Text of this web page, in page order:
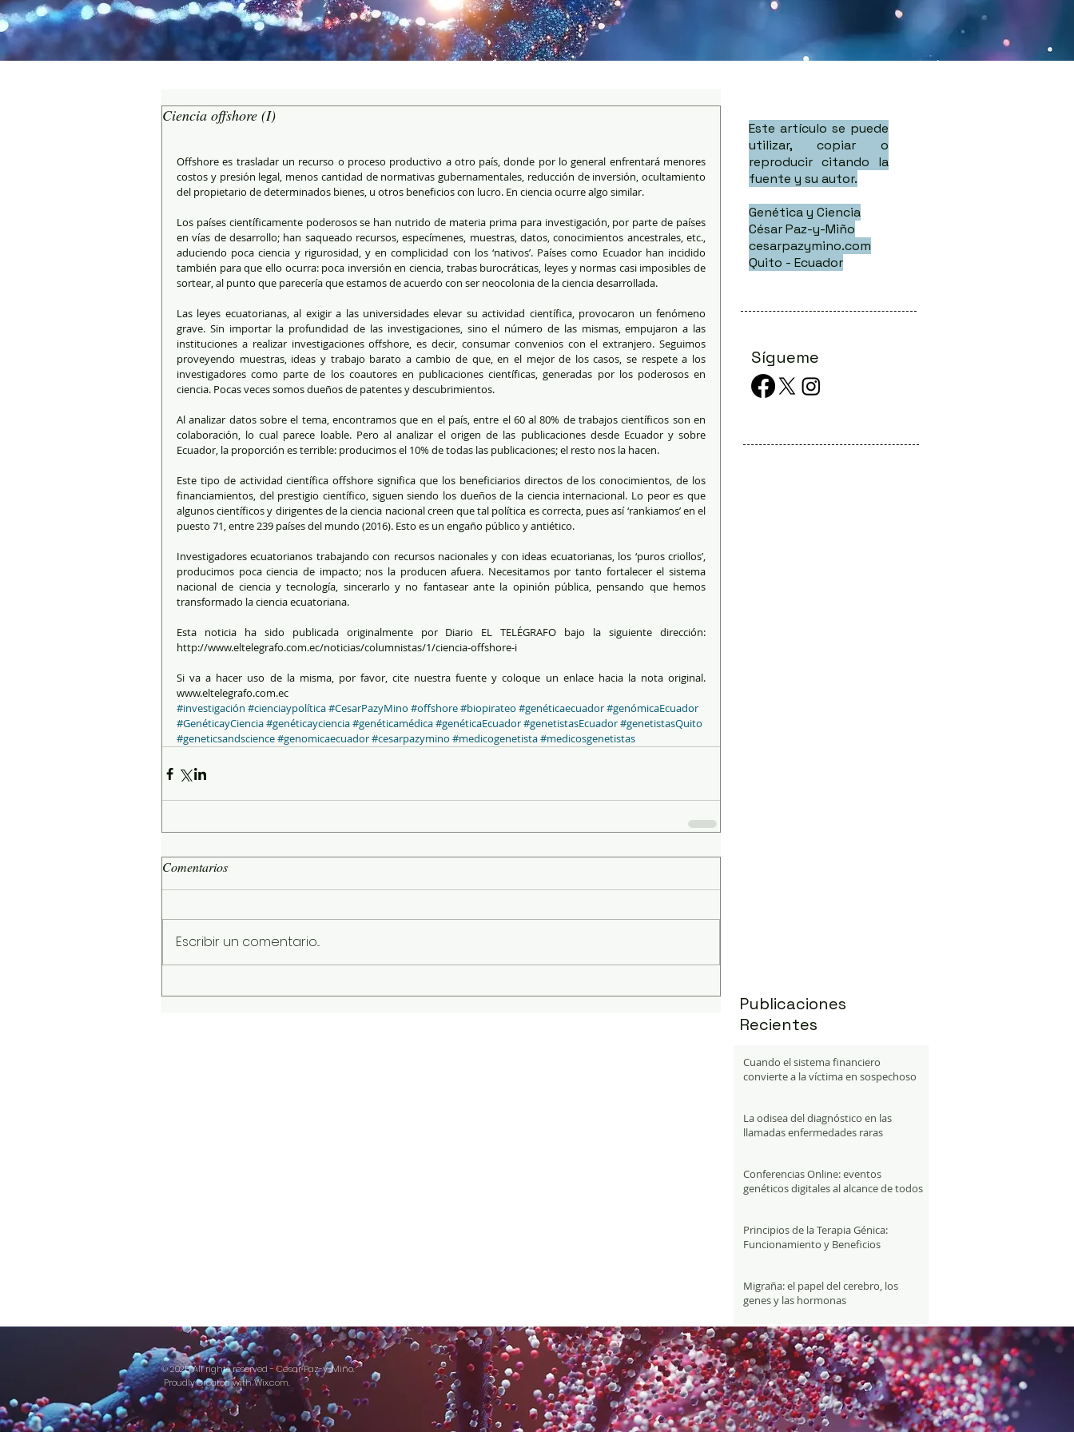
Ciencia offshore (I)
Offshore es trasladar un recurso o proceso productivo a otro país, donde por lo general enfrentará menores
costos y presión legal, menos cantidad de normativas gubernamentales, reducción de inversión, ocultamiento
del propietario de determinados bienes, u otros beneficios con lucro. En ciencia ocurre algo similar.
Los países científicamente poderosos se han nutrido de materia prima para investigación, por parte de países
en vías de desarrollo; han saqueado recursos, especímenes, muestras, datos, conocimientos ancestrales, etc.,
aduciendo poca ciencia y rigurosidad, y en complicidad con los ‘nativos’. Países como Ecuador han incidido
también para que ello ocurra: poca inversión en ciencia, trabas burocráticas, leyes y normas casi imposibles de
sortear, al punto que parecería que estamos de acuerdo con ser neocolonia de la ciencia desarrollada.
Las leyes ecuatorianas, al exigir a las universidades elevar su actividad científica, provocaron un fenómeno
grave. Sin importar la profundidad de las investigaciones, sino el número de las mismas, empujaron a las
instituciones a realizar investigaciones offshore, es decir, consumar convenios con el extranjero. Seguimos
proveyendo muestras, ideas y trabajo barato a cambio de que, en el mejor de los casos, se respete a los
investigadores como parte de los coautores en publicaciones científicas, generadas por los poderosos en
ciencia. Pocas veces somos dueños de patentes y descubrimientos.
Al analizar datos sobre el tema, encontramos que en el país, entre el 60 al 80% de trabajos científicos son en
colaboración, lo cual parece loable. Pero al analizar el origen de las publicaciones desde Ecuador y sobre
Ecuador, la proporción es terrible: producimos el 10% de todas las publicaciones; el resto nos la hacen.
Este tipo de actividad científica offshore significa que los beneficiarios directos de los conocimientos, de los
financiamientos, del prestigio científico, siguen siendo los dueños de la ciencia internacional. Lo peor es que
algunos científicos y dirigentes de la ciencia nacional creen que tal política es correcta, pues así ‘rankiamos’ en el
puesto 71, entre 239 países del mundo (2016). Esto es un engaño público y antiético.
Investigadores ecuatorianos trabajando con recursos nacionales y con ideas ecuatorianas, los ‘puros criollos’,
producimos poca ciencia de impacto; nos la producen afuera. Necesitamos por tanto fortalecer el sistema
nacional de ciencia y tecnología, sincerarlo y no fantasear ante la opinión pública, pensando que hemos
transformado la ciencia ecuatoriana.
Esta noticia ha sido publicada originalmente por Diario EL TELÉGRAFO bajo la siguiente dirección:
http://www.eltelegrafo.com.ec/noticias/columnistas/1/ciencia-offshore-i
Si va a hacer uso de la misma, por favor, cite nuestra fuente y coloque un enlace hacia la nota original.
www.eltelegrafo.com.ec
#investigación #cienciaypolítica#CesarPazyMino #offshore#biopirateo #genéticaecuador#genómicaEcuador
#GenéticayCiencia#genéticayciencia#genéticamédica#genéticaEcuador#genetistasEcuador#genetistasQuito
#geneticsandscience#genomicaecuador#cesarpazymino #medicogenetista#medicosgenetistas
Comentarios
Escribir un comentario...
Este artículo se puede
utilizar, copiar o
reproducir citando la
fuente y su autor.
Genética y Ciencia
César Paz-y-Miño
cesarpazymino.com
Quito - Ecuador
Sígueme
Publicaciones
Recientes
Cuando el sistema financiero
convierte a la víctima en sospechoso
La odisea del diagnóstico en las
llamadas enfermedades raras
Conferencias Online: eventos
genéticos digitales al alcance de todos
Principios de la Terapia Génica:
Funcionamiento y Beneficios
Migraña: el papel del cerebro, los
genes y las hormonas
© 2025 All rights reserved - César Paz-y-Miño.
Proudly created withWix.com.